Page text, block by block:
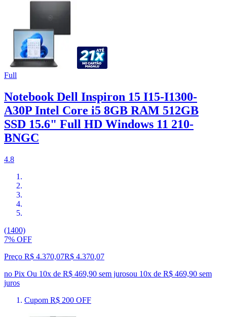
Full
Notebook Dell Inspiron 15 I15-I1300-
A30P Intel Core i5 8GB RAM 512GB
SSD 15.6" Full HD Windows 11 210-
BNGC
4.8
(1400)
7% OFF
Preço R$ 4.370,07R$ 4.370,07
no Pix Ou 10x de R$ 469,90 sem jurosou 10x de R$ 469,90 sem
juros
Cupom R$ 200 OFF